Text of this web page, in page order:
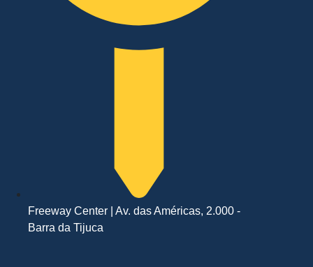
Freeway Center | Av. das Américas, 2.000 -
Barra da Tijuca